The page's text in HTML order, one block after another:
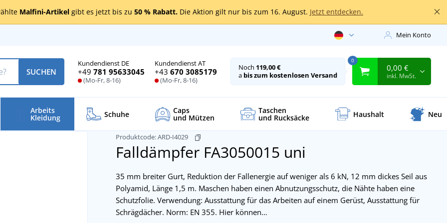
Malfini-Artikel gibt es jetzt bis zu 50 % Rabatt. Die Aktion gilt nur bis zum 16. August. Jetzt entdecken.
Mein Konto
Kundendienst DE
+49 781 95633045
(Mo-Fr, 8-16)
Kundendienst AT
+43 670 3085179
(Mo-Fr, 8-16)
SUCHEN Noch 119,00 €
a bis zum kostenlosen Versand
0
0,00 €
inkl. MwSt.
Arbeits
Kleidung Schuhe Caps
und Mützen
Taschen
und Rucksäcke Haushalt Neu
Produktcode:ARD-I4029
Falldämpfer FA3050015 uni
35 mm breiter Gurt, Reduktion der Fallenergie auf weniger als 6 kN, 12 mm dickes Seil aus
Polyamid, Länge 1,5 m. Maschen haben einen Abnutzungsschutz, die Nähte haben eine
Schutzfolie. Verwendung: Ausstattung für das Arbeiten auf einem Gerüst, Ausstattung für
Schrägdächer. Norm: EN 355. Hier können…